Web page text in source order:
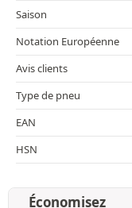
Saison
Notation Européenne
Avis clients
Type de pneu
EAN
HSN
Économisez